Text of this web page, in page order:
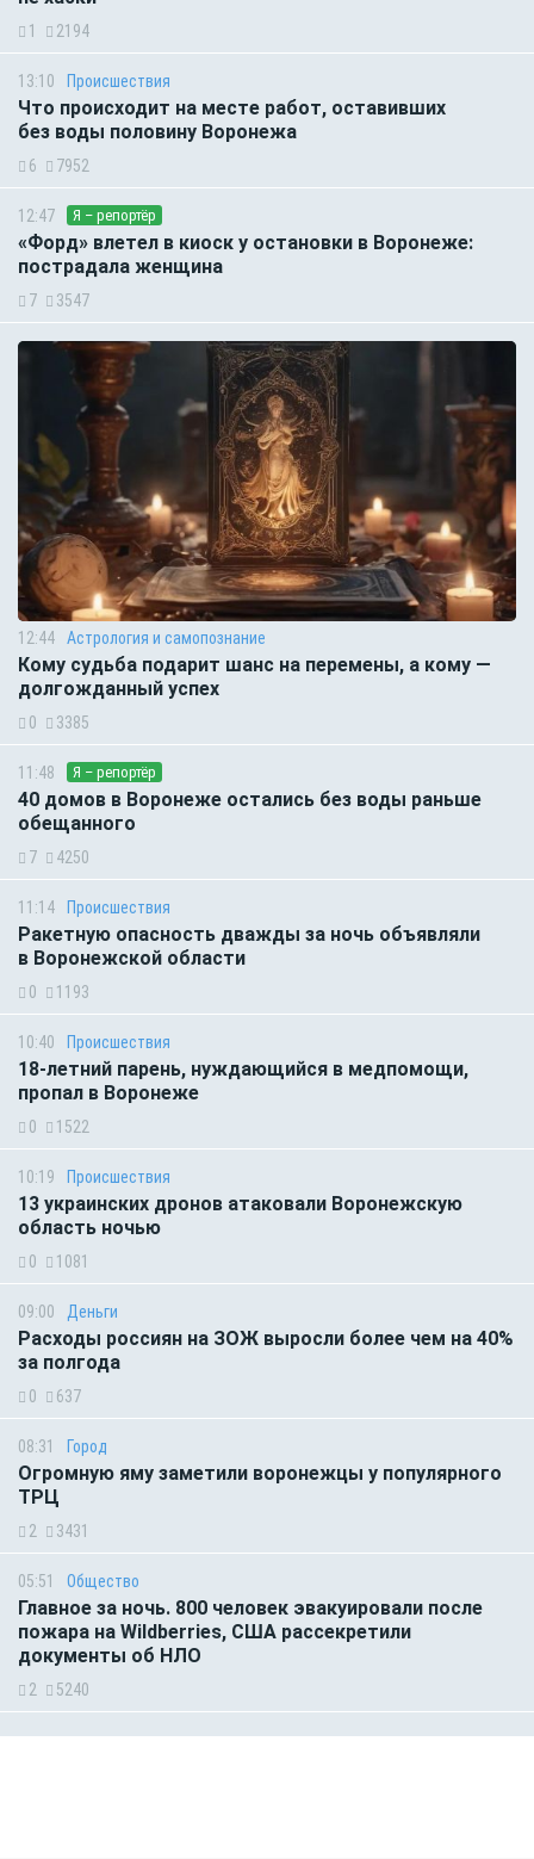
1 2194
13:10 Происшествия
Что происходит на месте работ, оставивших
без воды половину Воронежа
6 7952
12:47 Я – репортёр
«Форд» влетел в киоск у остановки в Воронеже:
пострадала женщина
7 3547
12:44 Астрология и самопознание
Кому судьба подарит шанс на перемены, а кому —
долгожданный успех
0 3385
11:48 Я – репортёр
40 домов в Воронеже остались без воды раньше
обещанного
7 4250
11:14 Происшествия
Ракетную опасность дважды за ночь объявляли
в Воронежской области
0 1193
10:40 Происшествия
18-летний парень, нуждающийся в медпомощи,
пропал в Воронеже
0 1522
10:19 Происшествия
13 украинских дронов атаковали Воронежскую
область ночью
0 1081
09:00 Деньги
Расходы россиян на ЗОЖ выросли более чем на 40%
за полгода
0 637
08:31 Город
Огромную яму заметили воронежцы у популярного
ТРЦ
2 3431
05:51 Общество
Главное за ночь. 800 человек эвакуировали после
пожара на Wildberries, США рассекретили
документы об НЛО
2 5240